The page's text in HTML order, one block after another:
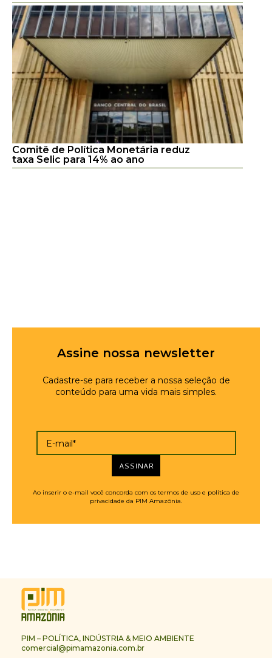
Comitê de Política Monetária reduz
taxa Selic para 14% ao ano
Assine nossa newsletter
Cadastre-se para receber a nossa seleção de
conteúdo para uma vida mais simples.
E-mail*
ASSINAR
Ao inserir o e-mail você concorda com os termos de uso e política de
privacidade da PIM Amazônia.
PIM – POLÍTICA, INDÚSTRIA & MEIO AMBIENTE
comercial@pimamazonia.com.br